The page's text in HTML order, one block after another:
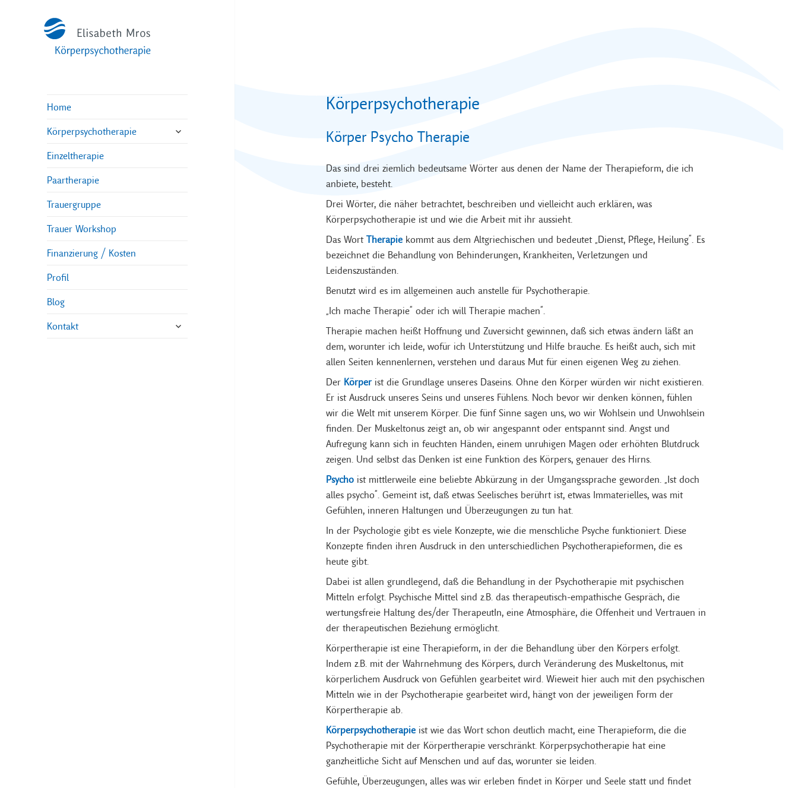
Home
Körperpsychotherapie
öffnen
Einzeltherapie
Paartherapie
Trauergruppe
Trauer Workshop
Finanzierung / Kosten
Profil
Blog
Kontakt
öffnen
Körperpsychotherapie
Körper Psycho Therapie
Das sind drei ziemlich bedeutsame Wörter aus denen der Name der Therapieform, die ich
anbiete, besteht.
Drei Wörter, die näher betrachtet, beschreiben und vielleicht auch erklären, was
Körperpsychotherapie ist und wie die Arbeit mit ihr aussieht.
Das Wort Therapiekommt aus dem Altgriechischen und bedeutet „Dienst, Pflege, Heilung“. Es
bezeichnet die Behandlung von Behinderungen, Krankheiten, Verletzungen und
Leidenszuständen.
Benutzt wird es im allgemeinen auch anstelle für Psychotherapie.
„Ich mache Therapie“ oder ich will Therapie machen“.
Therapie machen heißt Hoffnung und Zuversicht gewinnen, daß sich etwas ändern läßt an
dem, worunter ich leide, wofür ich Unterstützung und Hilfe brauche. Es heißt auch, sich mit
allen Seiten kennenlernen, verstehen und daraus Mut für einen eigenen Weg zu ziehen.
Der Körperist die Grundlage unseres Daseins. Ohne den Körper würden wir nicht existieren.
Er ist Ausdruck unseres Seins und unseres Fühlens. Noch bevor wir denken können, fühlen
wir die Welt mit unserem Körper. Die fünf Sinne sagen uns, wo wir Wohlsein und Unwohlsein
finden. Der Muskeltonus zeigt an, ob wir angespannt oder entspannt sind. Angst und
Aufregung kann sich in feuchten Händen, einem unruhigen Magen oder erhöhten Blutdruck
zeigen. Und selbst das Denken ist eine Funktion des Körpers, genauer des Hirns.
Psychoist mittlerweile eine beliebte Abkürzung in der Umgangssprache geworden. „Ist doch
alles psycho“. Gemeint ist, daß etwas Seelisches berührt ist, etwas Immaterielles, was mit
Gefühlen, inneren Haltungen und Überzeugungen zu tun hat.
In der Psychologie gibt es viele Konzepte, wie die menschliche Psyche funktioniert. Diese
Konzepte finden ihren Ausdruck in den unterschiedlichen Psychotherapieformen, die es
heute gibt.
Dabei ist allen grundlegend, daß die Behandlung in der Psychotherapie mit psychischen
Mitteln erfolgt. Psychische Mittel sind z.B. das therapeutisch-empathische Gespräch, die
wertungsfreie Haltung des/der TherapeutIn, eine Atmosphäre, die Offenheit und Vertrauen in
der therapeutischen Beziehung ermöglicht.
Körpertherapie ist eine Therapieform, in der die Behandlung über den Körpers erfolgt.
Indem z.B. mit der Wahrnehmung des Körpers, durch Veränderung des Muskeltonus, mit
körperlichem Ausdruck von Gefühlen gearbeitet wird. Wieweit hier auch mit den psychischen
Mitteln wie in der Psychotherapie gearbeitet wird, hängt von der jeweiligen Form der
Körpertherapie ab.
Körperpsychotherapie ist wie das Wort schon deutlich macht, eine Therapieform, die die
Psychotherapie mit der Körpertherapie verschränkt. Körperpsychotherapie hat eine
ganzheitliche Sicht auf Menschen und auf das, worunter sie leiden.
Gefühle, Überzeugungen, alles was wir erleben findet in Körper und Seele statt und findet